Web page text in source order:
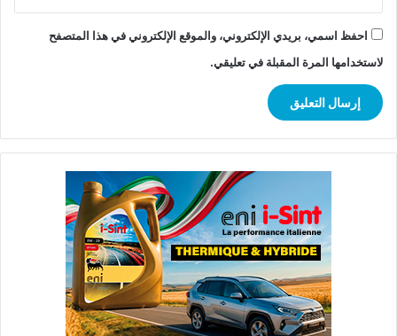
احفظ اسمي، بريدي الإلكتروني، والموقع الإلكتروني في هذا المتصفح
لاستخدامها المرة المقبلة في تعليقي.